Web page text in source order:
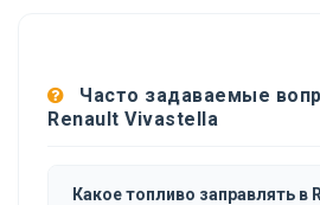
Часто задаваемые
Renault Vivastella
Какое топливо заправлять в